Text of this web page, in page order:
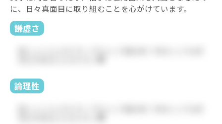
に、日々真面目に取り組むことを心がけています。
謙虚さ
論理性